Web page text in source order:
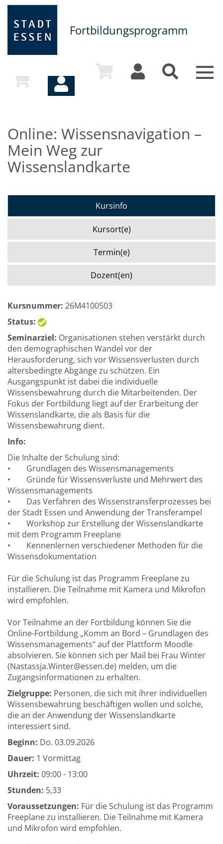
Fortbildungsprogramm
Online: Wissensnavigation –
Mein Weg zur
Wissenslandkarte
Kursinfo
Kursort(e)
Termin(e)
Dozent(en)
Kursnummer: 26M4100503
Status:
Seminarziel: Organisationen stehen verstärkt durch
den demographischen Wandel vor der
Herausforderung, sich vor Wissensverlusten durch
altersbedingte Abgänge zu schützen. Ein
Ausgangspunkt ist dabei die individuelle
Wissensbewahrung durch die Mitarbeitenden. Der
Fokus der Fortbildung liegt auf der Erarbeitung der
Wissenslandkarte, die als Basis für die
Wissensbewahrung dient.
Info:
Die Inhalte der Schulung sind:
• Grundlagen des Wissensmanagements
• Gründe für Wissensverluste und Mehrwert des
Wissensmanagements
• Das Verfahren des Wissenstransferprozesses bei
der Stadt Essen und Anwendung der Transferampel
• Workshop zur Erstellung der Wissenslandkarte
mit dem Programm Freeplane
• Kennenlernen verschiedener Methoden für die
Wissensdokumentation
Für die Schulung ist das Programm Freeplane zu
installieren. Die Teilnahme mit Kamera und Mikrofon
wird empfohlen.
Vor Teilnahme an der Fortbildung können Sie die
Online-Fortbildung „Komm an Bord – Grundlagen des
Wissensmanagements“ auf der Plattform Moodle
absolvieren. Sie können sich per Mail bei Frau Winter
(Nastassja.Winter@essen.de) melden, um die
Zugangsinformationen zu erhalten.
Zielgruppe: Personen, die sich mit ihrer individuellen
Wissensbewahrung beschäftigen wollen und solche,
die an der Anwendung der Wissenslandkarte
interessiert sind.
Beginn: Do. 03.09.2026
Dauer: 1 Vormittag
Uhrzeit: 09:00 - 13:00
Stunden: 5,33
Voraussetzungen: Für die Schulung ist das Programm
Freeplane zu installieren. Die Teilnahme mit Kamera
und Mikrofon wird empfohlen.